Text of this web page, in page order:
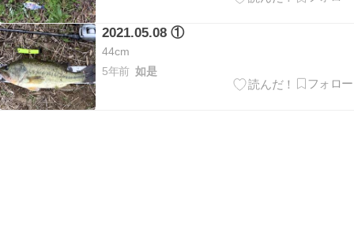
2021.05.08 ①
44cm
5年前 如是